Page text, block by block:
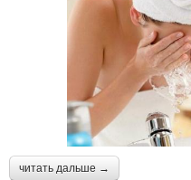
читать дальше →